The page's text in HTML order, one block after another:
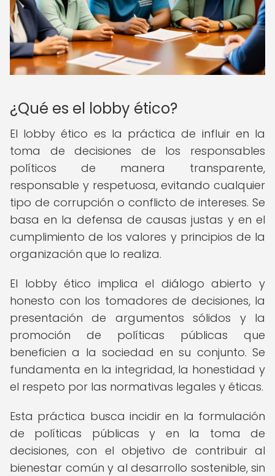
¿Qué es el lobby ético?
El lobby ético es la práctica de influir en la
toma de decisiones de los responsables
políticos de manera transparente,
responsable y respetuosa, evitando cualquier
tipo de corrupción o conflicto de intereses. Se
basa en la defensa de causas justas y en el
cumplimiento de los valores y principios de la
organización que lo realiza.
El lobby ético implica el diálogo abierto y
honesto con los tomadores de decisiones, la
presentación de argumentos sólidos y la
promoción de políticas públicas que
beneficien a la sociedad en su conjunto. Se
fundamenta en la integridad, la honestidad y
el respeto por las normativas legales y éticas.
Esta práctica busca incidir en la formulación
de políticas públicas y en la toma de
decisiones, con el objetivo de contribuir al
bienestar común y al desarrollo sostenible, sin